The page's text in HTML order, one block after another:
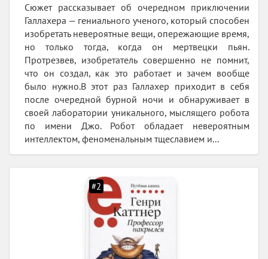
Сюжет рассказывает об очередном приключении
Галлахера — гениального ученого, который способен
изобретать невероятные вещи, опережающие время,
но только тогда, когда он мертвецки пьян.
Протрезвев, изобретатель совершенно не помнит,
что он создал, как это работает и зачем вообще
было нужно.В этот раз Галлахер приходит в себя
после очередной бурной ночи и обнаруживает в
своей лаборатории уникального, мыслящего робота
по имени Джо. Робот обладает невероятным
интеллектом, феноменальным тщеславием и...
#2